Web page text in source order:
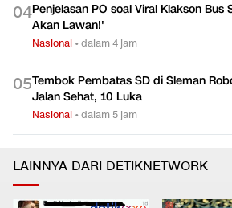
04Penjelasan PO soal Viral Klakson Bus
Akan Lawan!'
Nasional •dalam 4 jam
05Tembok Pembatas SD di Sleman
Jalan Sehat, 10 Luka
Nasional •dalam 5 jam
LAINNYA DARI DETIKNETWORK